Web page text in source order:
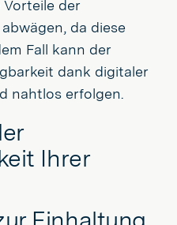
der
da diese
Fall kann der
dank digitaler
nahtlos erfolgen.
Ihrer